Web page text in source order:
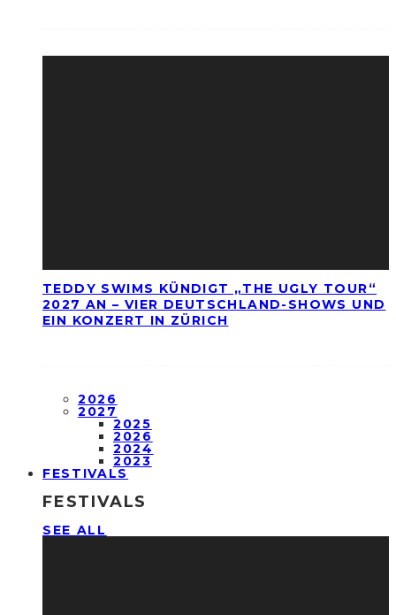
TEDDY SWIMS KÜNDIGT „THE UGLY TOUR“
2027 AN – VIER DEUTSCHLAND-SHOWS UND
EIN KONZERT IN ZÜRICH
2026
2027
2025
2026
2024
2023
FESTIVALS
FESTIVALS
SEE ALL